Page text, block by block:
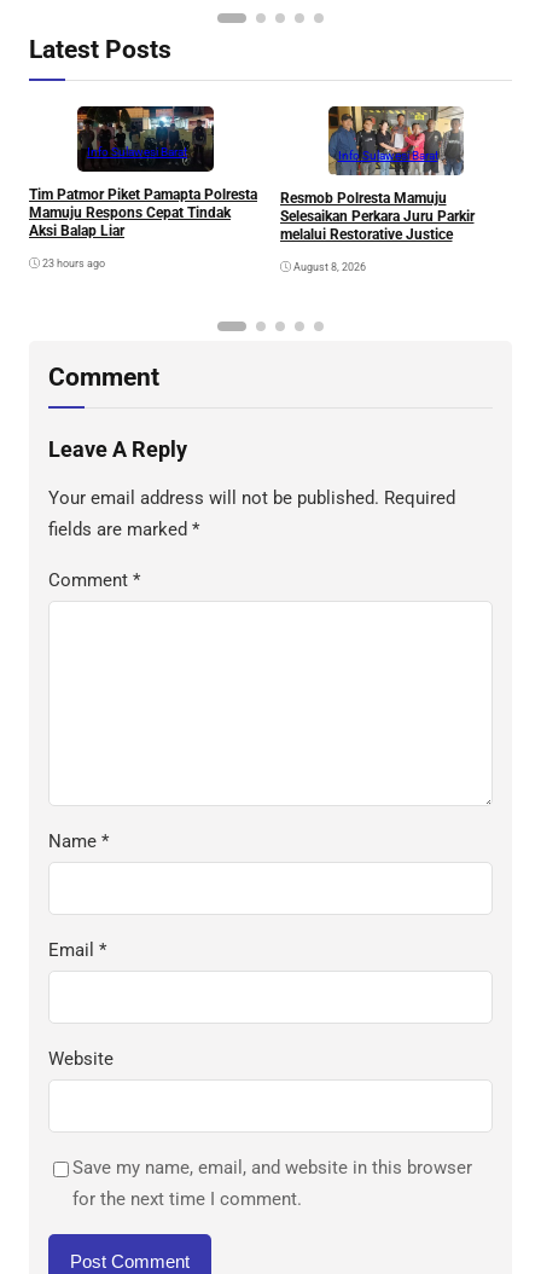
Latest Posts
Info Sulawesi Barat
Tim Patmor Piket Pamapta Polresta
Mamuju Respons Cepat Tindak
Aksi Balap Liar
23 hours ago
Info Sulawesi Barat
Resmob Polresta Mamuju
Selesaikan Perkara Juru Parkir
melalui Restorative Justice
August 8, 2026
Comment
Leave A Reply
Your email address will not be published. Required
fields are marked *
Comment *
Name *
Email *
Website
Save my name, email, and website in this browser
for the next time I comment.